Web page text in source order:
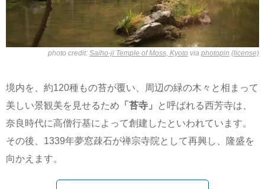
photo credit: Saiho-ji Temple of Moss, Kyoto via photopin (license)
境内を、約120種もの苔が覆い、周辺の緑の木々と相まって
美しい景観美を見せるため 「苔寺」
と呼ばれる西芳寺は、
奈良時代に高僧行基によって創建したといわれています。
その後、1339年夢窓疎石が禅宗寺院として再興し、隆盛を
向かえます。